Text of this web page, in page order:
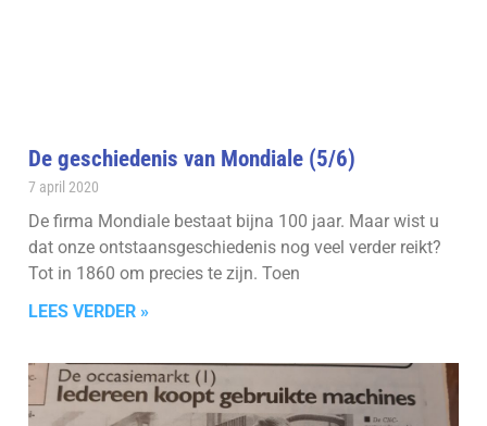
De geschiedenis van Mondiale (5/6)
7 april 2020
De firma Mondiale bestaat bijna 100 jaar. Maar wist u
dat onze ontstaansgeschiedenis nog veel verder reikt?
Tot in 1860 om precies te zijn. Toen
LEES VERDER »